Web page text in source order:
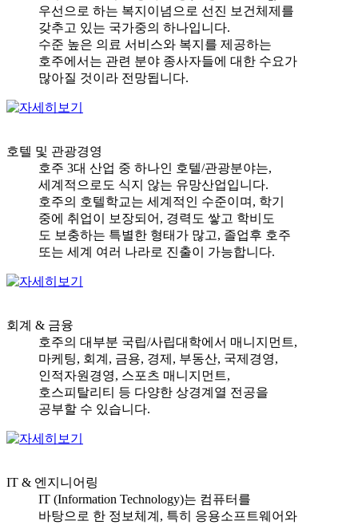
우선으로 하는 복지이념으로 선진 보건체제를
갖추고 있는 국가중의 하나입니다.
수준 높은 의료 서비스와 복지를 제공하는
호주에서는 관련 분야 종사자들에 대한 수요가
많아질 것이라 전망됩니다.
호텔 및 관광경영
호주 3대 산업 중 하나인 호텔/관광분야는,
세계적으로도 식지 않는 유망산업입니다.
호주의 호텔학교는 세계적인 수준이며, 학기
중에 취업이 보장되어, 경력도 쌓고 학비도
도 보충하는 특별한 형태가 많고, 졸업후 호주
또는 세계 여러 나라로 진출이 가능합니다.
회계 & 금융
호주의 대부분 국립/사립대학에서 매니지먼트,
마케팅, 회계, 금용, 경제, 부동산, 국제경영,
인적자원경영, 스포츠 매니지먼트,
호스피탈리티 등 다양한 상경계열 전공을
공부할 수 있습니다.
IT & 엔지니어링
IT (Information Technology)는 컴퓨터를
바탕으로 한 정보체계, 특히 응용소프트웨어와